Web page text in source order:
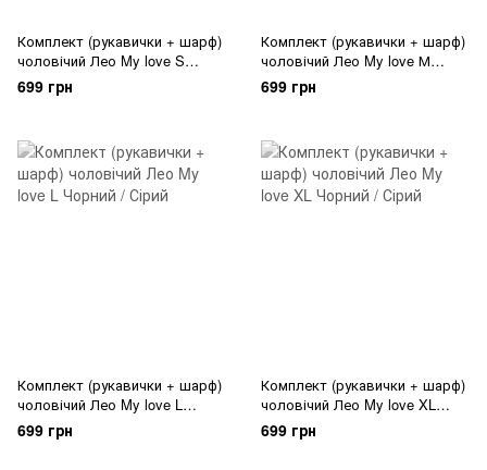
Комплект (рукавички + шарф)
чоловічий Лео My love S
Чорний / Сірий
699 грн
Комплект (рукавички + шарф)
чоловічий Лео My love М
Чорний / Сірий
699 грн
Комплект (рукавички + шарф)
чоловічий Лео My love L
Чорний / Сірий
699 грн
Комплект (рукавички + шарф)
чоловічий Лео My love XL
Чорний / Сірий
699 грн